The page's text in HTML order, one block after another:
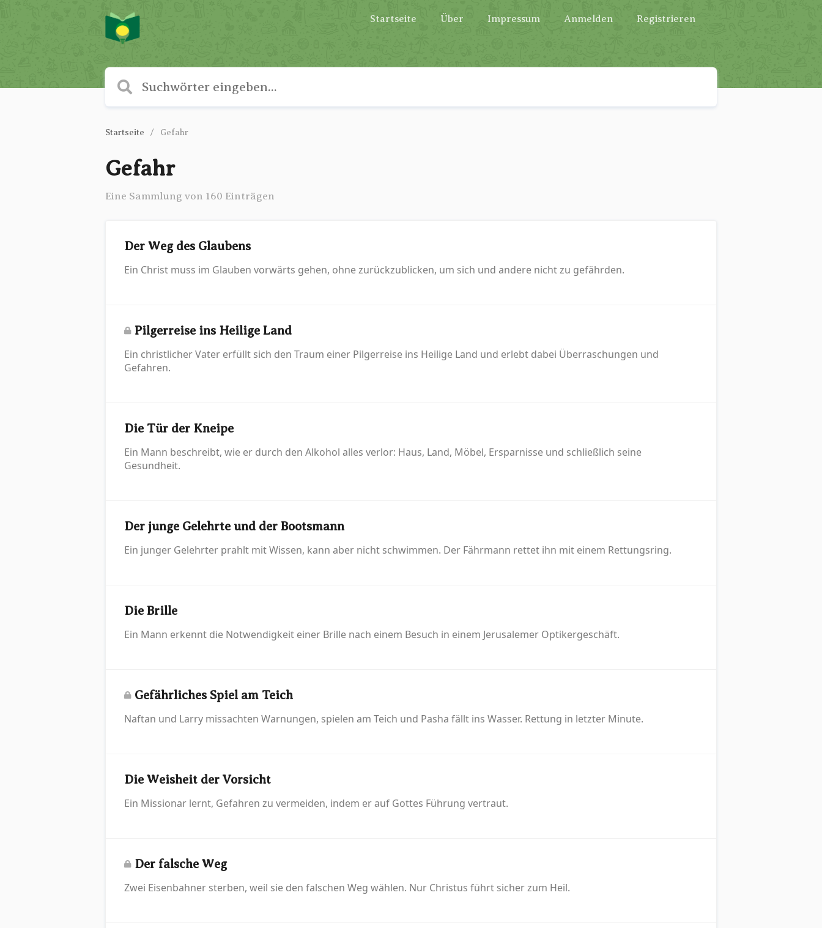
Startseite Über Impressum Anmelden Registrieren
Startseite Gefahr
Gefahr
Eine Sammlung von 160 Einträgen
Der Weg des Glaubens
Ein Christ muss im Glauben vorwärts gehen, ohne zurückzublicken, um sich und andere nicht zu gefährden.
Pilgerreise ins Heilige Land
Ein christlicher Vater erfüllt sich den Traum einer Pilgerreise ins Heilige Land und erlebt dabei Überraschungen und
Gefahren.
Die Tür der Kneipe
Ein Mann beschreibt, wie er durch den Alkohol alles verlor: Haus, Land, Möbel, Ersparnisse und schließlich seine
Gesundheit.
Der junge Gelehrte und der Bootsmann
Ein junger Gelehrter prahlt mit Wissen, kann aber nicht schwimmen. Der Fährmann rettet ihn mit einem Rettungsring.
Die Brille
Ein Mann erkennt die Notwendigkeit einer Brille nach einem Besuch in einem Jerusalemer Optikergeschäft.
Gefährliches Spiel am Teich
Naftan und Larry missachten Warnungen, spielen am Teich und Pasha fällt ins Wasser. Rettung in letzter Minute.
Die Weisheit der Vorsicht
Ein Missionar lernt, Gefahren zu vermeiden, indem er auf Gottes Führung vertraut.
Der falsche Weg
Zwei Eisenbahner sterben, weil sie den falschen Weg wählen. Nur Christus führt sicher zum Heil.